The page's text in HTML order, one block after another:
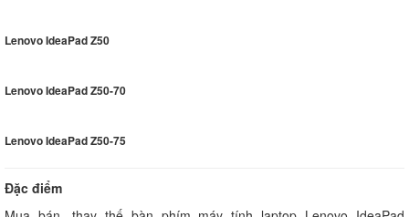
Lenovo IdeaPad Z50
Lenovo IdeaPad Z50-70
Lenovo IdeaPad Z50-75
Đặc điểm